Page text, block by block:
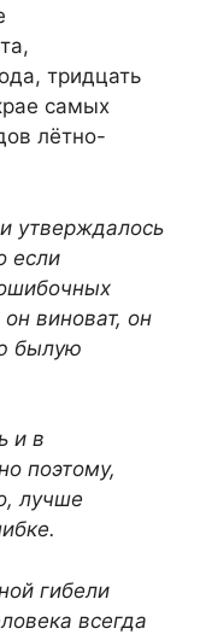
тридцать
самых
лётно-
утверждалось
если
виноват, он
былую
и в
поэтому,
лучше
гибели
всегда